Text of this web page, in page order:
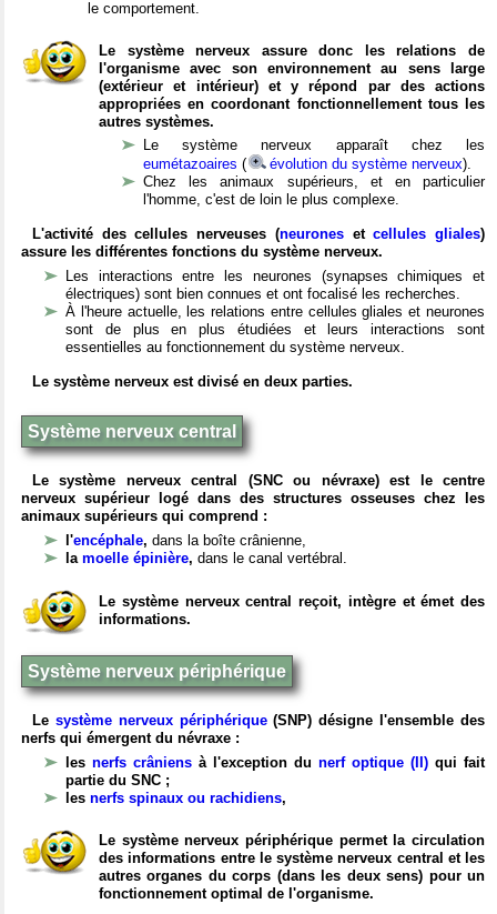
le comportement.
Le système nerveux assure donc les relations de
l'organisme avec son environnement au sens large
(extérieur et intérieur) et y répond par des actions
appropriées en coordonant fonctionnellement tous les
autres systèmes.
Le système nerveux apparaît chez les
eumétazoaires ( évolution du système nerveux).
Chez les animaux supérieurs, et en particulier
l'homme, c'est de loin le plus complexe.
L'activité des cellules nerveuses (neuronesetcellules gliales)
assure les différentes fonctions du système nerveux.
Les interactions entre les neurones (synapses chimiques et
électriques) sont bien connues et ont focalisé les recherches.
À l'heure actuelle, les relations entre cellules gliales et neurones
sont de plus en plus étudiées et leurs interactions sont
essentielles au fonctionnement du système nerveux.
Le système nerveux est divisé en deux parties.
Système nerveux central
Le système nerveux central (SNC ou névraxe) est le centre
nerveux supérieur logé dans des structures osseuses chez les
animaux supérieurs qui comprend :
l'encéphale, dans la boîte crânienne,
la moelle épinière, dans le canal vertébral.
Le système nerveux central reçoit, intègre et émet des
informations.
Système nerveux périphérique
Le système nerveux périphérique(SNP) désigne l'ensemble des
nerfs qui émergent du névraxe :
les nerfs crâniens à l'exception du nerf optique (II) qui fait
partie du SNC ;
les nerfs spinaux ou rachidiens,
Le système nerveux périphérique permet la circulation
des informations entre le système nerveux central et les
autres organes du corps (dans les deux sens) pour un
fonctionnement optimal de l'organisme.